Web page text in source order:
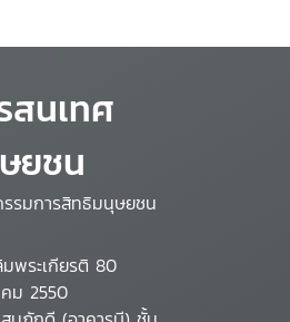
สนเทศ
ยชน
รมการสิทธิมนุษยชน
พระเกียรติ 80
ม 2550